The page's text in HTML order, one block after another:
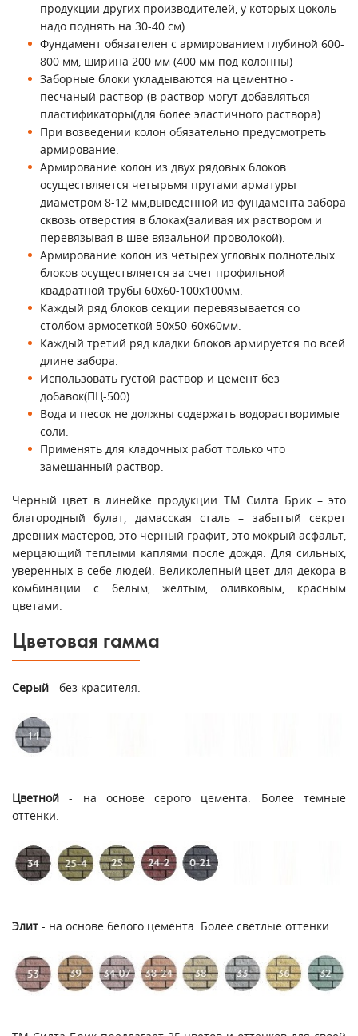
продукции других производителей, у которых цоколь
надо поднять на 30-40 см)
Фундамент обязателен с армированием глубиной 600-
800 мм, ширина 200 мм (400 мм под колонны)
Заборные блоки укладываются на цементно -
песчаный раствор (в раствор могут добавляться
пластификаторы(для более эластичного раствора).
При возведении колон обязательно предусмотреть
армирование.
Армирование колон из двух рядовых блоков
осуществляется четырьмя прутами арматуры
диаметром 8-12 мм,выведенной из фундамента забора
сквозь отверстия в блоках(заливая их раствором и
перевязывая в шве вязальной проволокой).
Армирование колон из четырех угловых полнотелых
блоков осуществляется за счет профильной
квадратной трубы 60х60-100х100мм.
Каждый ряд блоков секции перевязывается со
столбом армосеткой 50х50-60х60мм.
Каждый третий ряд кладки блоков армируется по всей
длине забора.
Использовать густой раствор и цемент без
добавок(ПЦ-500)
Вода и песок не должны содержать водорастворимые
соли.
Применять для кладочных работ только что
замешанный раствор.
Черный цвет в линейке продукции ТМ Силта Брик – это
благородный булат, дамасская сталь – забытый секрет
древних мастеров, это черный графит, это мокрый асфальт,
мерцающий теплыми каплями после дождя. Для сильных,
уверенных в себе людей. Великолепный цвет для декора в
комбинации с белым, желтым, оливковым, красным
цветами.
Цветовая гамма
Серый - без красителя.
Цветной - на основе серого цемента. Более темные
оттенки.
Элит - на основе белого цемента. Более светлые оттенки.